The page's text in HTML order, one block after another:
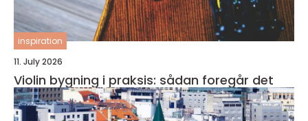
inspiration
11. July 2026
Violin bygning i praksis: sådan foregår det